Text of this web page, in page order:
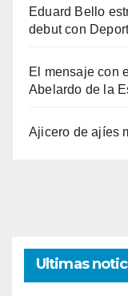
Eduard Bello
debut con
El mensaje con
Abelardo de la
Ajicero de ajíes
Ultimas